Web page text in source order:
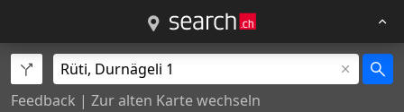
Feedback | Zur alten Karte wechseln